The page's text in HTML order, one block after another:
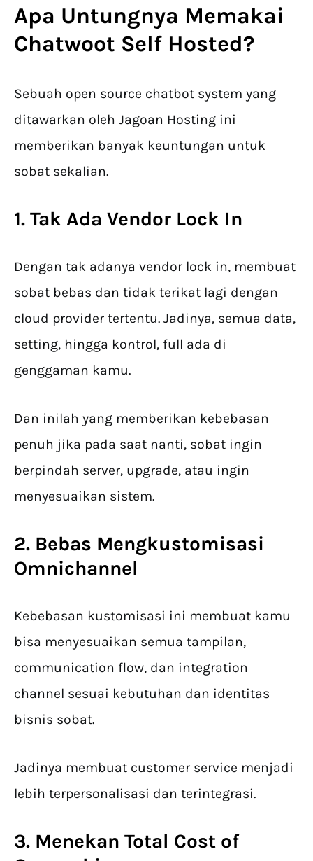
Apa Untungnya Memakai
Chatwoot Self Hosted?
Sebuah open source chatbot system yang
ditawarkan oleh Jagoan Hosting ini
memberikan banyak keuntungan untuk
sobat sekalian.
1. Tak Ada Vendor Lock In
Dengan tak adanya vendor lock in, membuat
sobat bebas dan tidak terikat lagi dengan
cloud provider tertentu. Jadinya, semua data,
setting, hingga kontrol, full ada di
genggaman kamu.
Dan inilah yang memberikan kebebasan
penuh jika pada saat nanti, sobat ingin
berpindah server, upgrade, atau ingin
menyesuaikan sistem.
2. Bebas Mengkustomisasi
Omnichannel
Kebebasan kustomisasi ini membuat kamu
bisa menyesuaikan semua tampilan,
communication flow, dan integration
channel sesuai kebutuhan dan identitas
bisnis sobat.
Jadinya membuat customer service menjadi
lebih terpersonalisasi dan terintegrasi.
3. Menekan Total Cost of